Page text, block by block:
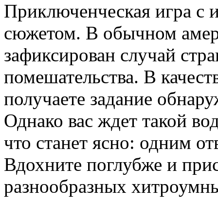
Приключенческая игра
сюжетом. В обычном
зафиксирован случай
помешательства. В
получаете задание
Однако вас ждет такой
что станет ясно: одним
Вдохните поглубже и
разнообразных